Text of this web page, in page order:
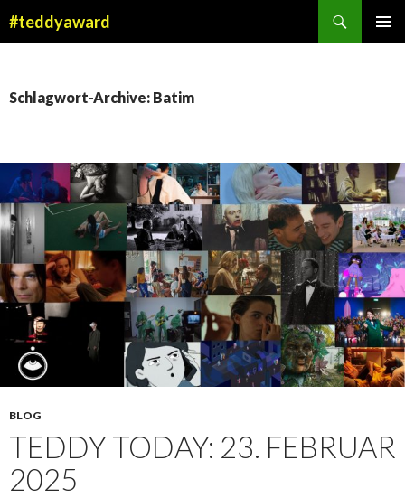
#teddyaward
Schlagwort-Archive: Batim
BLOG
TEDDY TODAY: 23. FEBRUAR
2025